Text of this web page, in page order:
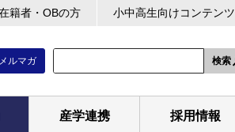
籍者・OBの方 小中高生向けコンテンツ
ルマガ 検索
産学連携 採用情報